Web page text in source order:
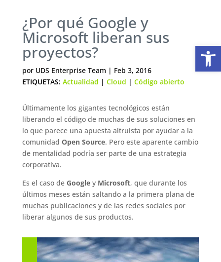
¿Por qué Google y
Microsoft liberan sus
proyectos?
por UDS Enterprise Team | Feb 3, 2016
ETIQUETAS: Actualidad | Cloud | Código abierto
Últimamente los gigantes tecnológicos están
liberando el código de muchas de sus soluciones en
lo que parece una apuesta altruista por ayudar a la
comunidad Open Source. Pero este aparente cambio
de mentalidad podría ser parte de una estrategia
corporativa.
Es el caso de Googley Microsoft, que durante los
últimos meses están saltando a la primera plana de
muchas publicaciones y de las redes sociales por
liberar algunos de sus productos.